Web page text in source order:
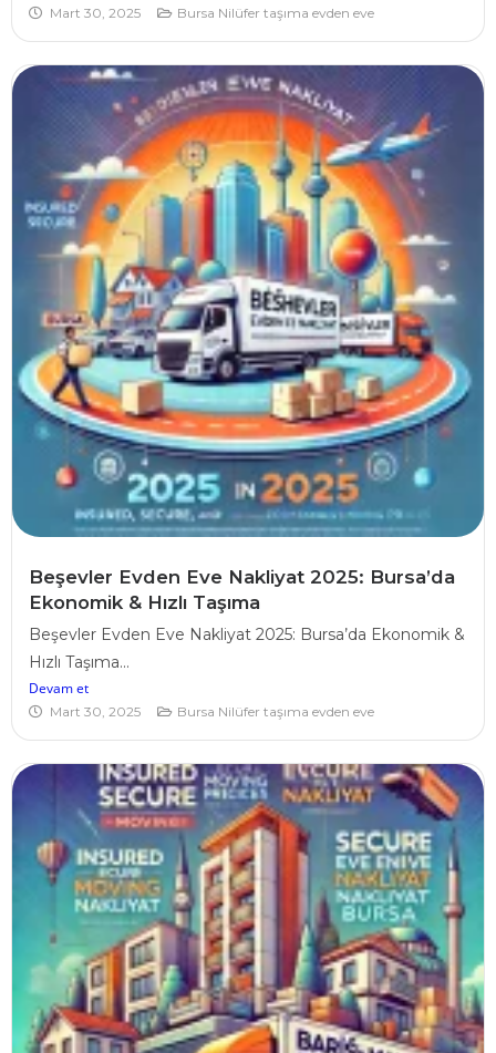
Mart 30, 2025 Bursa Nilüfer taşıma evden eve
Beşevler Evden Eve Nakliyat 2025: Bursa’da
Ekonomik & Hızlı Taşıma
Beşevler Evden Eve Nakliyat 2025: Bursa’da Ekonomik &
Hızlı Taşıma...
Devam et
Mart 30, 2025 Bursa Nilüfer taşıma evden eve